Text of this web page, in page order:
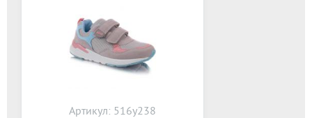
Артикул: 516y238